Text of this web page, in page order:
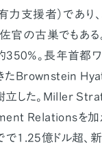
力支援者）であり
官の古巣でもあ
。長年首都ワ
きたBrownstein
立した。Miller
Relationsを加
1.25億ドル超、